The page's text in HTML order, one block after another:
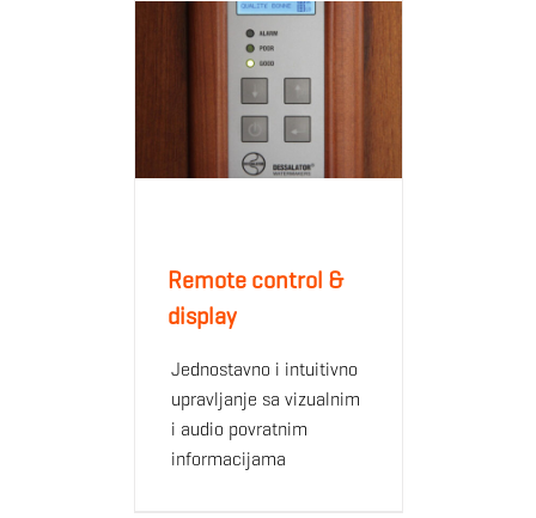
Remote control &
display
Jednostavno i intuitivno
upravljanje sa vizualnim
i audio povratnim
informacijama